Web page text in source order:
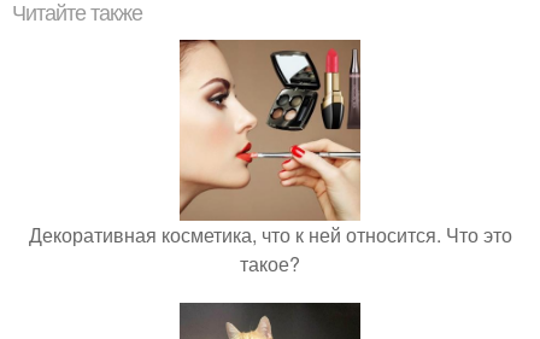
Читайте также
Декоративная косметика, что к ней относится. Что это
такое?